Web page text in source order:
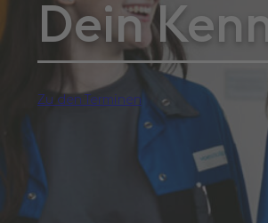
Dein
Zu den Terminen